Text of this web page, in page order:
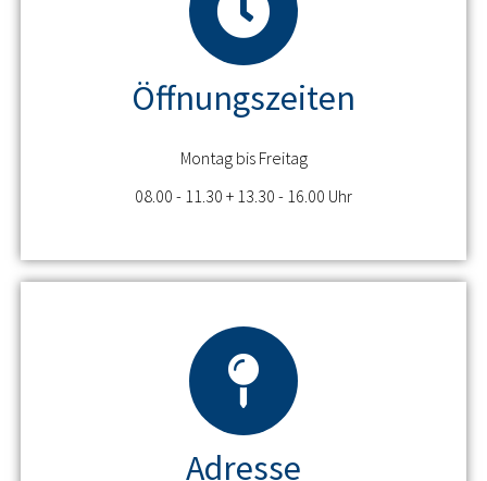
Öffnungszeiten
Montag bis Freitag
08.00 - 11.30 + 13.30 - 16.00 Uhr
Adresse